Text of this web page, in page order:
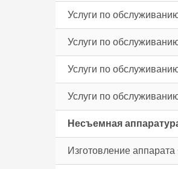
Услуги по
Услуги по
Услуги по
Услуги по
Несъемная
Изготовление